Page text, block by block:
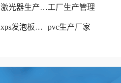
激光器生产厂家工厂生产管理
xps发泡板材生产线 pvc生产厂家